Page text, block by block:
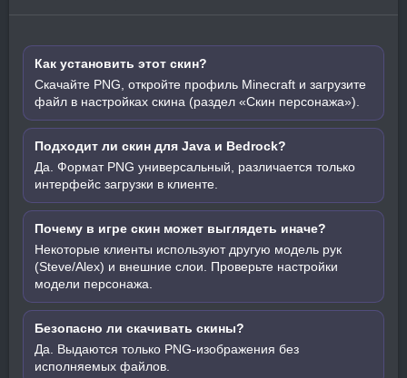
Как установить этот скин?
Скачайте PNG, откройте профиль Minecraft и загрузите
файл в настройках скина (раздел «Скин персонажа»).
Подходит ли скин для Java и Bedrock?
Да. Формат PNG универсальный, различается только
интерфейс загрузки в клиенте.
Почему в игре скин может выглядеть иначе?
Некоторые клиенты используют другую модель рук
(Steve/Alex) и внешние слои. Проверьте настройки
модели персонажа.
Безопасно ли скачивать скины?
Да. Выдаются только PNG-изображения без
исполняемых файлов.